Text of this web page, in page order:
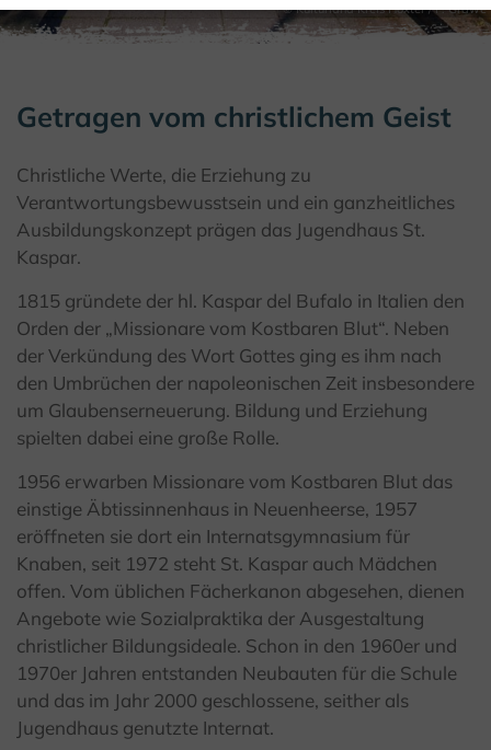
© Kulturland Kreis Höxter / F. Grawe
Getragen vom christlichem Geist
Christliche Werte, die Erziehung zu
Verantwortungsbewusstsein und ein ganzheitliches
Ausbildungskonzept prägen das Jugendhaus St.
Kaspar.
1815 gründete der hl. Kaspar del Bufalo in Italien den
Orden der „Missionare vom Kostbaren Blut“. Neben
der Verkündung des Wort Gottes ging es ihm nach
den Umbrüchen der napoleonischen Zeit insbesondere
um Glaubenserneuerung. Bildung und Erziehung
spielten dabei eine große Rolle.
1956 erwarben Missionare vom Kostbaren Blut das
einstige Äbtissinnenhaus in Neuenheerse, 1957
eröffneten sie dort ein Internatsgymnasium für
Knaben, seit 1972 steht St. Kaspar auch Mädchen
offen. Vom üblichen Fächerkanon abgesehen, dienen
Angebote wie Sozialpraktika der Ausgestaltung
christlicher Bildungsideale. Schon in den 1960er und
1970er Jahren entstanden Neubauten für die Schule
und das im Jahr 2000 geschlossene, seither als
Jugendhaus genutzte Internat.